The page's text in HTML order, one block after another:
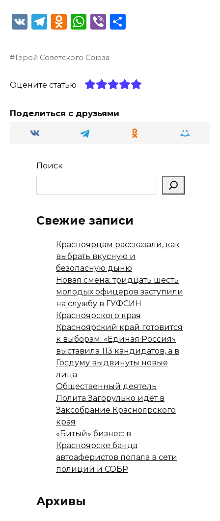
V
T
e
ra
O
n
kl
ss
ni
W
a
A
p
Vi
er
а
т
Герой Советского Союза
Оцените статью
Поделиться с друзьями
Поиск
Свежие записи
Красноярцам рассказали, как
выбрать вкусную и
безопасную дыню
Новая смена: тридцать шесть
молодых офицеров заступили
на службу в ГУФСИН
Красноярского края
Красноярский край готовится
к выборам: «Единая Россия»
выставила 113 кандидатов, а в
Госдуму выдвинуты новые
лица
Общественный деятель
Лолита Загорулько идёт в
Заксобрание Красноярского
края
«Битый» бизнес: в
Красноярске банда
автоаферистов попала в сети
полиции и СОБР
Архивы